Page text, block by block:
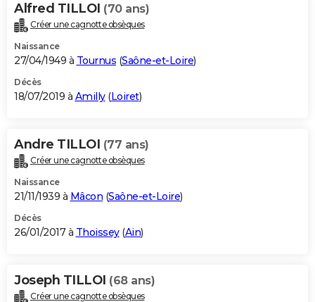
Alfred TILLOI (70 ans)
Créer une cagnotte obsèques
Naissance
27/04/1949 à Tournus (Saône-et-Loire)
Décès
18/07/2019 à Amilly(Loiret)
Andre TILLOI (77 ans)
Créer une cagnotte obsèques
Naissance
21/11/1939 à Mâcon (Saône-et-Loire)
Décès
26/01/2017 à Thoissey(Ain)
Joseph TILLOI (68 ans)
Créer une cagnotte obsèques